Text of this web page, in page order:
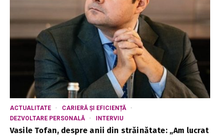
ACTUALITATE
CARIERĂ ȘI EFICIENȚĂ
DEZVOLTARE PERSONALĂ
INTERVIU
Vasile Tofan, despre anii din străinătate: „Am lucrat